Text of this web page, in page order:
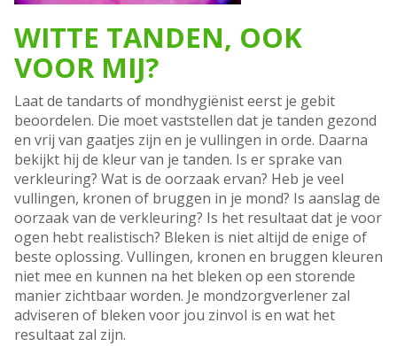
WITTE TANDEN, OOK
VOOR MIJ?
Laat de tandarts of mondhygiënist eerst je gebit
beoordelen. Die moet vaststellen dat je tanden gezond
en vrij van gaatjes zijn en je vullingen in orde. Daarna
bekijkt hij de kleur van je tanden. Is er sprake van
verkleuring? Wat is de oorzaak ervan? Heb je veel
vullingen, kronen of bruggen in je mond? Is aanslag de
oorzaak van de verkleuring? Is het resultaat dat je voor
ogen hebt realistisch? Bleken is niet altijd de enige of
beste oplossing. Vullingen, kronen en bruggen kleuren
niet mee en kunnen na het bleken op een storende
manier zichtbaar worden. Je mondzorgverlener zal
adviseren of bleken voor jou zinvol is en wat het
resultaat zal zijn.